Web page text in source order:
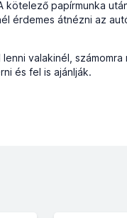
kötelező papírmunka
érdemes átnézni az
valakinél,
és fel is ajánlják.